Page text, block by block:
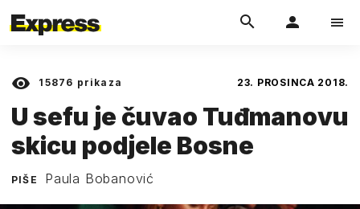
15876 prikaza 23. PROSINCA 2018.
U sefu je čuvao Tuđmanovu
skicu podjele Bosne
PIŠE Paula Bobanović